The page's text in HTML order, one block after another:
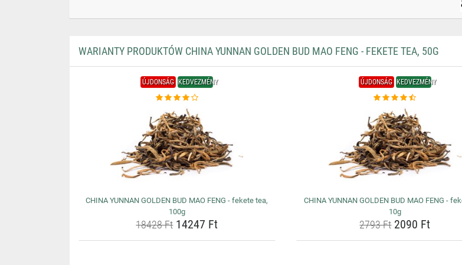
WARIANTY PRODUKTÓW CHINA YUNNAN GOLDEN BUD MAO FENG - FEKETE TEA, 50G
ÚJDONSÁG KEDVEZMÉNY
CHINA YUNNAN GOLDEN BUD MAO FENG - fekete tea,
100g
18428 Ft14247 Ft
ÚJDONSÁG KEDVEZMÉNY
CHINA YUNNAN GOLDEN BUD MAO FENG -
10g
2793 Ft2090 Ft